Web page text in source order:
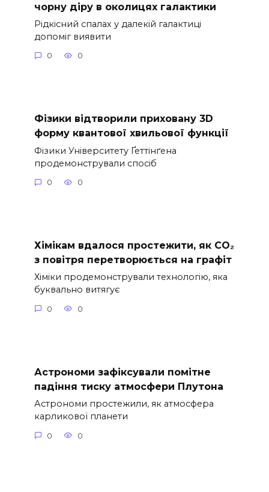
чорну діру в околицях галактики
Рідкісний спалах у далекій галактиці
допоміг виявити
0 0
Фізики відтворили приховану 3D
форму квантової хвильової функції
Фізики Університету Ґеттінґена
продемонстрували спосіб
0 0
Хімікам вдалося простежити, як CO₂
з повітря перетворюється на графіт
Хіміки продемонстрували технологію, яка
буквально витягує
0 0
Астрономи зафіксували помітне
падіння тиску атмосфери Плутона
Астрономи простежили, як атмосфера
карликової планети
0 0